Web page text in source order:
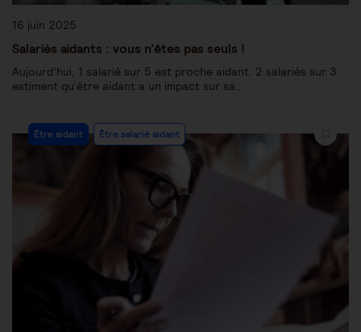
16 juin 2025
Salariés aidants : vous n’êtes pas seuls !
Aujourd’hui, 1 salarié sur 5 est proche aidant. 2 salariés sur 3
estiment qu’être aidant a un impact sur sa…
Être aidant Être salarié aidant